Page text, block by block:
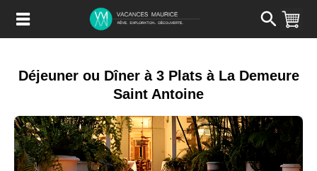
Contenu
Déjeuner ou Dîner à 3 Plats à La Demeure
Saint Antoine